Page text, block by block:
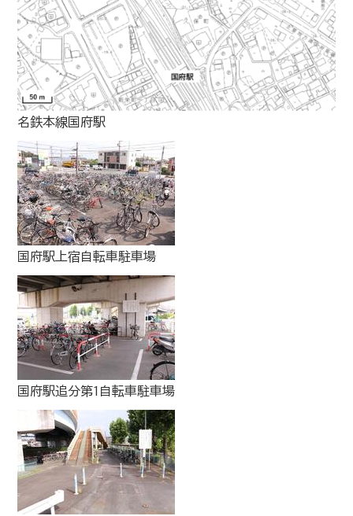
名鉄本線国府駅
国府駅上宿自転車駐車場
国府駅追分第1自転車駐車場